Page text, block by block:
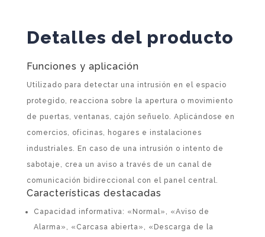
Detalles del producto
Funciones y aplicación
Utilizado para detectar una intrusión en el espacio
protegido, reacciona sobre la apertura o movimiento
de puertas, ventanas, cajón señuelo. Aplicándose en
comercios, oficinas, hogares e instalaciones
industriales. En caso de una intrusión o intento de
sabotaje, crea un aviso a través de un canal de
comunicación bidireccional con el panel central.
Características destacadas
Capacidad informativa: «Normal», «Aviso de
Alarma», «Carcasa abierta», «Descarga de la